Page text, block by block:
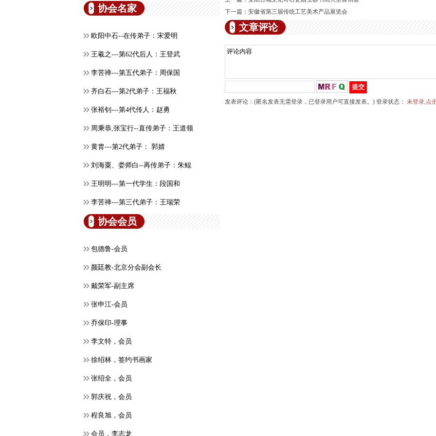
协会名家
欧阳中石--在传弟子：宋爱明
王羲之---第62代后人：王登武
李苦禅---第五代弟子：周保国
齐白石---第2代弟子：王福秋
张裕钊---第4代传人：赵勇
周秉恭,张宝行--直传弟子：王道领
黄胄---第2代弟子： 郭婧
刘海粟、娄师白--再传弟子：朱鲲
王明明---第一代学生：段国和
李苦禅---第三代弟子：王瑞荣
协会会员
包德鲁-会员
颜廷教-北京分会副会长
戴荣军-副主席
张申江-会员
乔保印-理事
李文特，会员
徐绍林，签约书画家
张绍全，会员
郭庆祝，会员
程良旭，会员
会员，​李志龙
下一篇： 安徽省第三届传统工艺美术产品展览会
文章评论
发表评论：(匿名发表无需登录，已登录用户可直接发表。) 登录状态： 未登录,点